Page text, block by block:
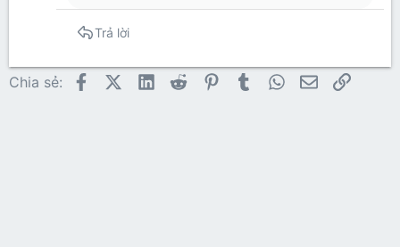
Trả lời
Chia sẻ: FacebookX (Twitter)
LinkedInReddit Pinterest
TumblrWhatsApp
EmailLink